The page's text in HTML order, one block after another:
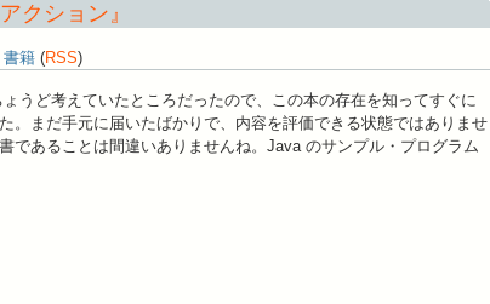
クション』
書籍 (RSS)
ょうど考えていたところだったので、この本の存在を知ってすぐに
。まだ手元に届いたばかりで、内容を評価できる状態ではありませ
であることは間違いありませんね。Java のサンプル・プログラム